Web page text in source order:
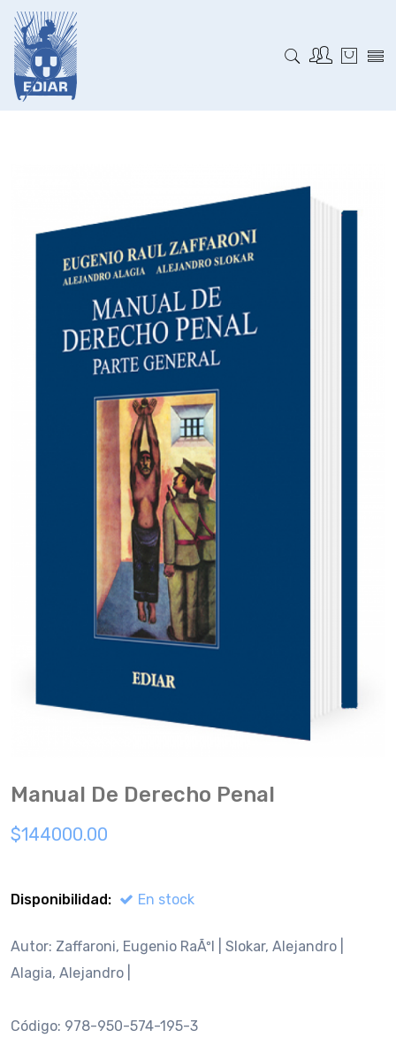
Manual De Derecho Penal
$144000.00
Disponibilidad: En stock
Autor: Zaffaroni, Eugenio RaÃºl | Slokar, Alejandro |
Alagia, Alejandro |
Código: 978-950-574-195-3